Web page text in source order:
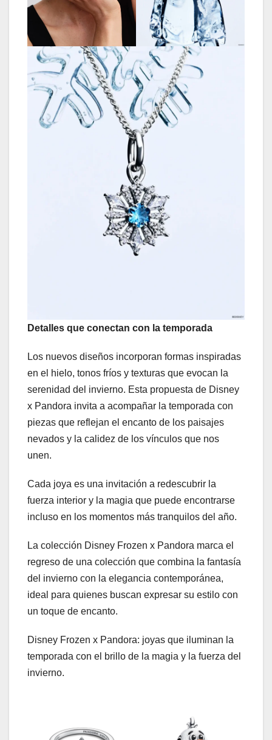
Detalles que conectan con la temporada
Los nuevos diseños incorporan formas inspiradas
en el hielo, tonos fríos y texturas que evocan la
serenidad del invierno. Esta propuesta de Disney
x Pandora invita a acompañar la temporada con
piezas que reflejan el encanto de los paisajes
nevados y la calidez de los vínculos que nos
unen.
Cada joya es una invitación a redescubrir la
fuerza interior y la magia que puede encontrarse
incluso en los momentos más tranquilos del año.
La colección Disney Frozen x Pandora marca el
regreso de una colección que combina la fantasía
del invierno con la elegancia contemporánea,
ideal para quienes buscan expresar su estilo con
un toque de encanto.
Disney Frozen x Pandora: joyas que iluminan la
temporada con el brillo de la magia y la fuerza del
invierno.